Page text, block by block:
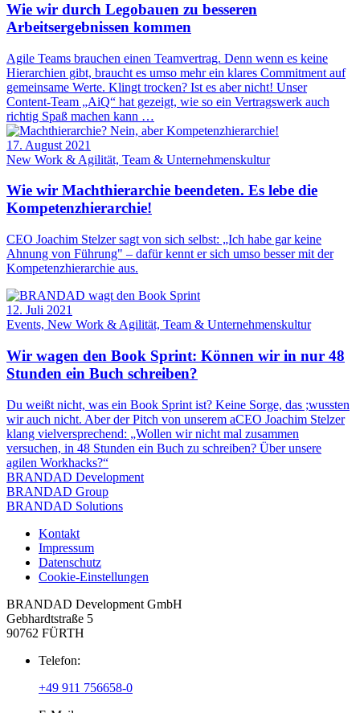
Wie wir durch Legobauen zu besseren
Arbeitsergebnissen kommen
Agile Teams brauchen einen Teamvertrag. Denn wenn es keine
Hierarchien gibt, braucht es umso mehr ein klares Commitment auf
gemeinsame Werte. Klingt trocken? Ist es aber nicht! Unser
Content-Team „AiQ“ hat gezeigt, wie so ein Vertragswerk auch
richtig Spaß machen kann …
17. August 2021
New Work & Agilität, Team & Unternehmenskultur
Wie wir Machthierarchie beendeten. Es lebe die
Kompetenz­hierarchie!
CEO Joachim Stelzer sagt von sich selbst: „Ich habe gar keine
Ahnung von Führung" – dafür kennt er sich umso besser mit der
Kompetenzhierarchie aus.
12. Juli 2021
Events, New Work & Agilität, Team & Unternehmenskultur
Wir wagen den Book Sprint: Können wir in nur 48
Stunden ein Buch schreiben?
Du weißt nicht, was ein Book Sprint ist? Keine Sorge, das ;wussten
wir auch nicht. Aber der Pitch von unserem aCEO Joachim Stelzer
klang vielversprechend: „Wollen wir nicht mal zusammen
versuchen, in 48 Stunden ein Buch zu schreiben? Über unsere
agilen Workhacks?“
BRANDAD Development
BRANDAD Group
BRANDAD Solutions
Kontakt
Impressum
Datenschutz
Cookie-Einstellungen
BRANDAD Development GmbH
Gebhardtstraße 5
90762 FÜRTH
Telefon:
+49 911 756658-0